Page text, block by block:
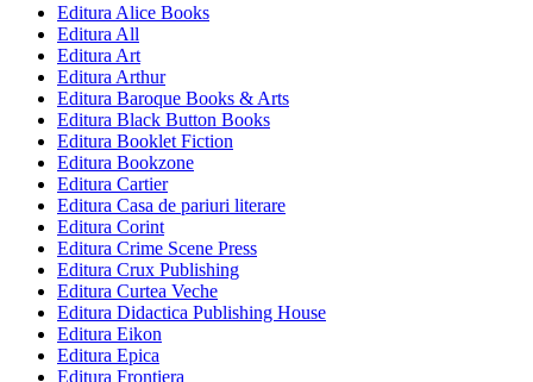
Editura Alice Books
Editura All
Editura Art
Editura Arthur
Editura Baroque Books & Arts
Editura Black Button Books
Editura Booklet Fiction
Editura Bookzone
Editura Cartier
Editura Casa de pariuri literare
Editura Corint
Editura Crime Scene Press
Editura Crux Publishing
Editura Curtea Veche
Editura Didactica Publishing House
Editura Eikon
Editura Epica
Editura Frontiera